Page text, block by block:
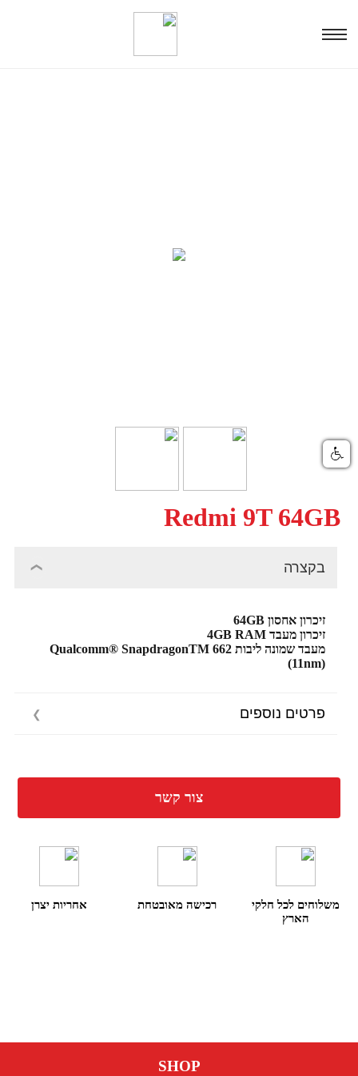
Redmi 9T 64GB
בקצרה
זיכרון אחסון 64GB
זיכרון מעבד 4GB RAM
מעבד שמונה ליבות Qualcomm® SnapdragonTM 662
(11nm)
פרטים נוספים
צור קשר
משלוחים לכל חלקי
הארץ
רכישה מאובטחת אחריות יצרן
SHOP